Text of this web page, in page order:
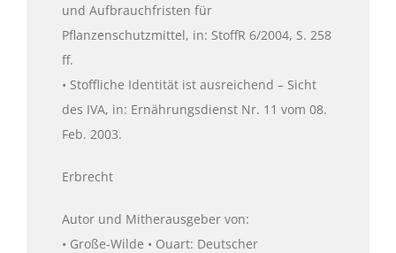
und Aufbrauchfristen für
Pflanzenschutzmittel, in: StoffR 6/2004, S. 258
ff.
• Stoffliche Identität ist ausreichend – Sicht
des IVA, in: Ernährungsdienst Nr. 11 vom 08.
Feb. 2003.
Erbrecht
Autor und Mitherausgeber von:
• Große-Wilde • Ouart: Deutscher